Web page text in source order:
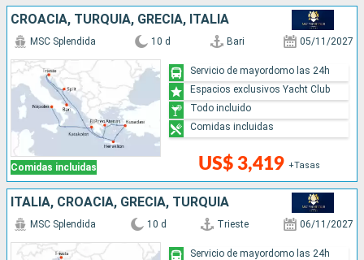
CROACIA, TURQUÍA, GRECIA, ITALIA
Comidas incluidas
MSC Splendida 10 d Bari 05/11/2027
US$ 3,419 +Tasas
Servicio de mayordomo las 24h
Espacios exclusivos Yacht Club
Todo incluido
Comidas incluidas
ITALIA, CROACIA, GRECIA, TURQUÍA
MSC Splendida 10 d Trieste 06/11/2027
Servicio de mayordomo las 24h